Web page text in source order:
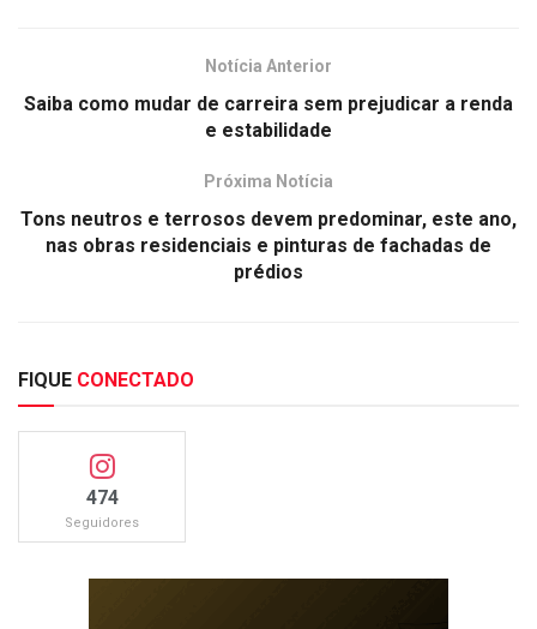
Notícia Anterior
Saiba como mudar de carreira sem prejudicar a renda
e estabilidade
Próxima Notícia
Tons neutros e terrosos devem predominar, este ano,
nas obras residenciais e pinturas de fachadas de
prédios
FIQUE CONECTADO
474
Seguidores